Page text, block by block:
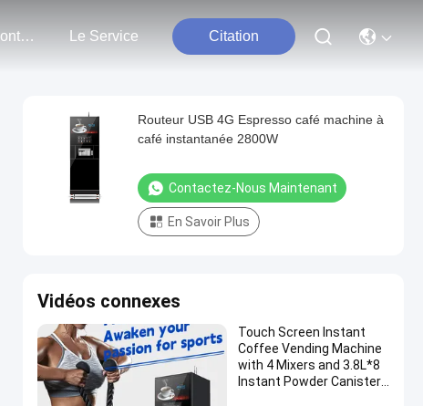
Nous Contacter Le Service Citation
Routeur USB 4G Espresso café machine à
café instantanée 2800W
Contactez-Nous Maintenant
En Savoir Plus
Vidéos connexes
Touch Screen Instant
Coffee Vending Machine
with 4 Mixers and 3.8L*8
Instant Powder Canisters